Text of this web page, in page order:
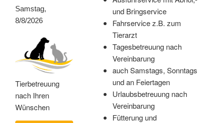
Samstag,
8/8/2026
Tierbetreuung
nach Ihren
Wünschen
und Bringservice
Fahrservice z.B. zum
Tierarzt
Tagesbetreuung nach
Vereinbarung
auch Samstags, Sonntags
und an Feiertagen
Urlaubsbetreuung nach
Vereinbarung
Fütterung und